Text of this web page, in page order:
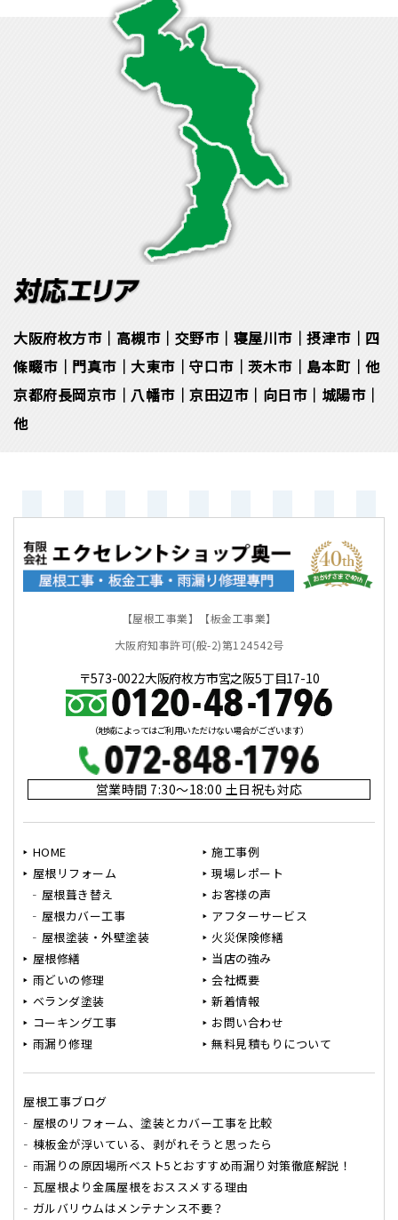
大阪府枚方市｜高槻市｜交野市｜寝屋川市｜摂津市｜四
條畷市｜門真市｜大東市｜守口市｜茨木市｜島本町｜他
京都府長岡京市｜八幡市｜京田辺市｜向日市｜城陽市｜
他
【屋根工事業】【板金工事業】
大阪府知事許可(般-2)第124542号
〒573-0022大阪府枚方市宮之阪5丁目17-10
（地域によってはご利用いただけない場合がございます）
営業時間 7:30～18:00 土日祝も対応
HOME
屋根リフォーム
屋根葺き替え
屋根カバー工事
屋根塗装・外壁塗装
屋根修繕
雨どいの修理
ベランダ塗装
コーキング工事
雨漏り修理
施工事例
現場レポート
お客様の声
アフターサービス
火災保険修繕
当店の強み
会社概要
新着情報
お問い合わせ
無料見積もりについて
屋根工事ブログ
屋根のリフォーム、塗装とカバー工事を比較
棟板金が浮いている、剥がれそうと思ったら
雨漏りの原因場所ベスト5とおすすめ雨漏り対策徹底解説！
瓦屋根より金属屋根をおススメする理由
ガルバリウムはメンテナンス不要？